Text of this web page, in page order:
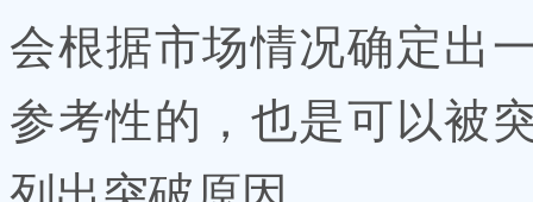
会根据市场情况确定出
参考性的，也是可以被